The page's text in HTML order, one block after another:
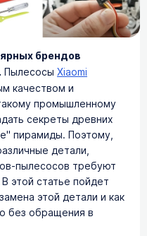
брендов
Пылесосы Xiaomi
качеством и
промышленному
секреты древних
пирамиды. Поэтому,
детали,
пылесосов требуют
этой статье пойдет
этой детали и как
без обращения в